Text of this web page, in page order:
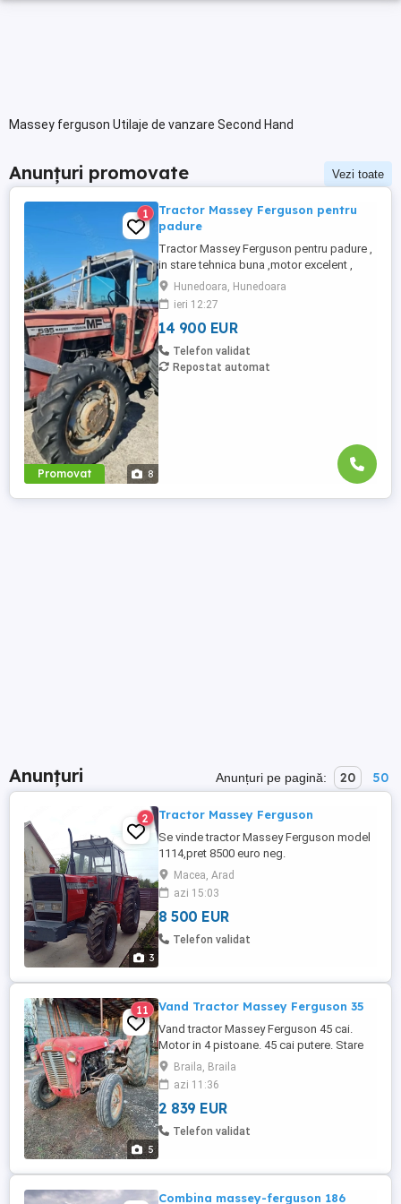
Massey ferguson Utilaje de vanzare Second Hand
Anunțuri promovate Vezi toate
Promovat 8
1
Tractor Massey Ferguson pentru
padure
Tractor Massey Ferguson pentru padure ,
in stare tehnica buna ,motor excelent ,
dotari cu sapa si troliu cu doi tamburi si
doua cabluri ,cu statie cu telecomanda
asa cum se vede in poze, adus din
Germania ,mai multe detalii la telefon .
Hunedoara, Hunedoara
ieri 12:27
14 900 EUR
Telefon validat
Repostat automat
Anunțuri Anunțuri pe pagină: 20 50
3
2 Tractor Massey Ferguson
Se vinde tractor Massey Ferguson model
1114,pret 8500 euro neg.
Macea, Arad
azi 15:03
8 500 EUR
Telefon validat
5
11 Vand Tractor Massey Ferguson 35
Vand tractor Massey Ferguson 45 cai.
Motor in 4 pistoane. 45 cai putere. Stare
foarte buna de functionare. Import recent.
Pret 14900 lei.NU ARE CARTE NICI
TALON!!!! TEL O774934629
Braila, Braila
azi 11:36
2 839 EUR
Telefon validat
Combina massey-ferguson 186